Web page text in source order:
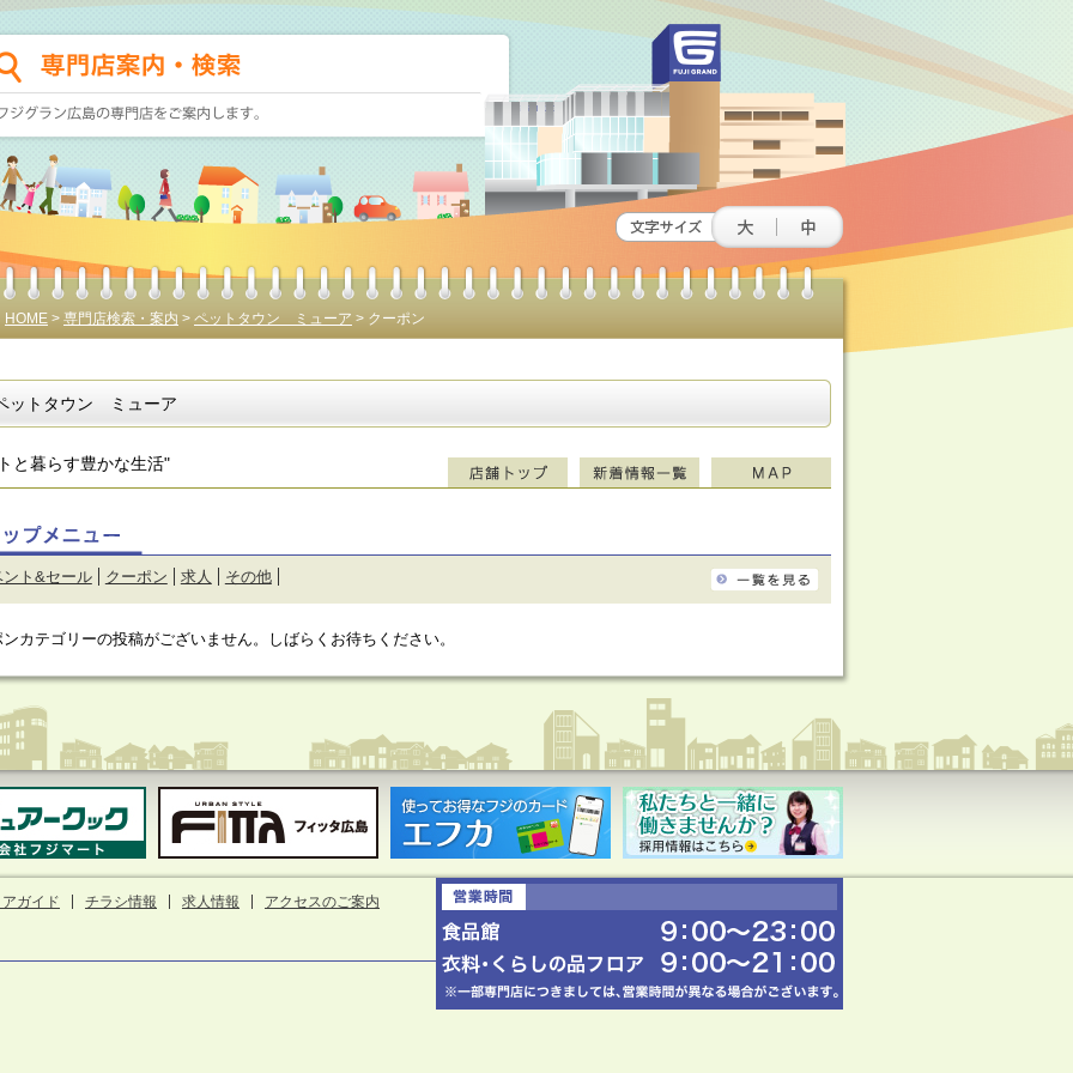
HOME > 専門店検索・案内 > ペットタウン ミューア > クーポン
ットタウン ミューア
と暮らす豊かな生活"
ント&セール クーポン 求人 その他
カテゴリーの投稿がございません。しばらくお待ちください。
ガイド チラシ情報 求人情報 アクセスのご案内